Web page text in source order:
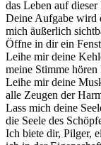
das Leben auf
Deine Aufgabe wird
mich äußerlich
Öffne in dir ein
Leihe mir deine
meine Stimme hören
Leihe mir deine
alle Zeugen der
Lass mich deine
die Seele des
Ich biete dir, Pilger,